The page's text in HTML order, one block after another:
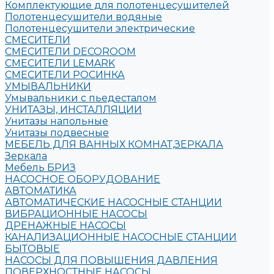
Комплектующие для полотенцесушителей
Полотенцесушители водяные
Полотенцесушители электрические
СМЕСИТЕЛИ
СМЕСИТЕЛИ DECOROOM
СМЕСИТЕЛИ LEMARK
СМЕСИТЕЛИ РОСИНКА
УМЫВАЛЬНИКИ
Умывальники с пьедесталом
УНИТАЗЫ, ИНСТАЛЛЯЦИИ
Унитазы напольные
Унитазы подвесные
МЕБЕЛЬ ДЛЯ ВАННЫХ КОМНАТ,ЗЕРКАЛА
Зеркала
Мебель БРИЗ
НАСОСНОЕ ОБОРУДОВАНИЕ
АВТОМАТИКА
АВТОМАТИЧЕСКИЕ НАСОСНЫЕ СТАНЦИИ
ВИБРАЦИОННЫЕ НАСОСЫ
ДРЕНАЖНЫЕ НАСОСЫ
КАНАЛИЗАЦИОННЫЕ НАСОСНЫЕ СТАНЦИИ
БЫТОВЫЕ
НАСОСЫ ДЛЯ ПОВЫШЕНИЯ ДАВЛЕНИЯ